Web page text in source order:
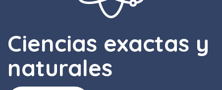
Ciencias exactas y
naturales